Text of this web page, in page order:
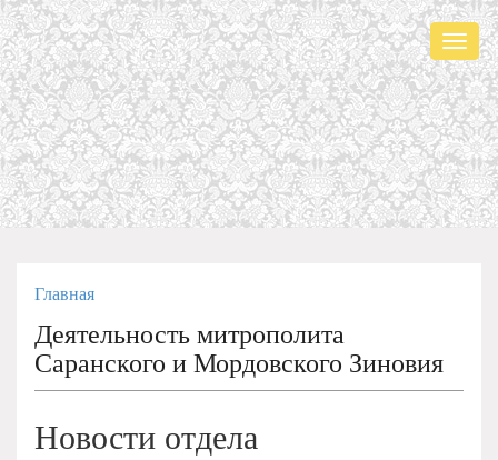
Главная
Деятельность митрополита
Саранского и Мордовского Зиновия
Новости отдела